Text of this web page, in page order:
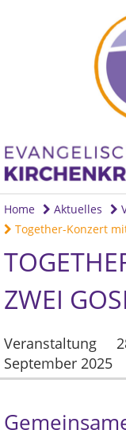
Home Aktuelles
Together-Konzert
ZWEI
Veranstaltung
September 2025